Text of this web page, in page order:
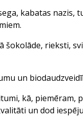
kabatas nazis,
rieksti,
un
kā, piemēram,
un dod